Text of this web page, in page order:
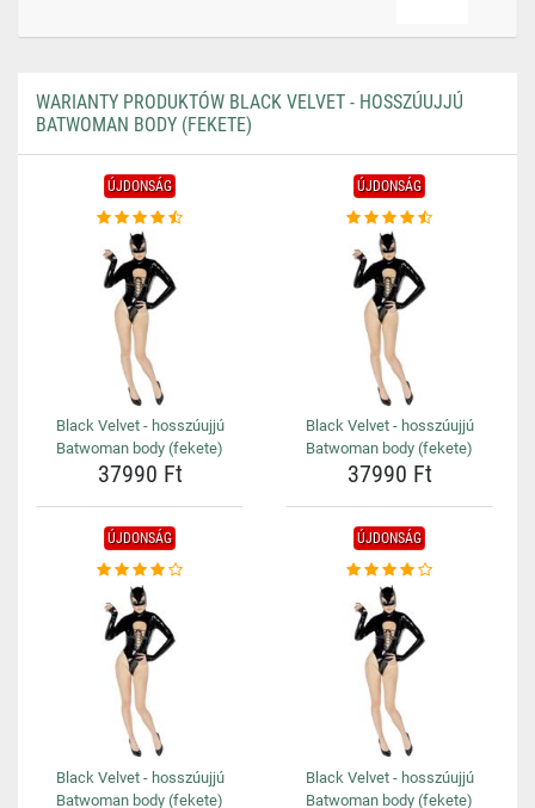
WARIANTY PRODUKTÓW BLACK VELVET - HOSSZÚUJJÚ
BATWOMAN BODY (FEKETE)
ÚJDONSÁG
Black Velvet - hosszúujjú
Batwoman body (fekete)
37990 Ft
ÚJDONSÁG
Black Velvet - hosszúujjú
Batwoman body (fekete)
37990 Ft
ÚJDONSÁG
Black Velvet - hosszúujjú
Batwoman body (fekete)
ÚJDONSÁG
Black Velvet - hosszúujjú
Batwoman body (fekete)